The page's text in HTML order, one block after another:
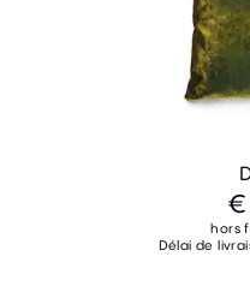
€
hors
Délai de